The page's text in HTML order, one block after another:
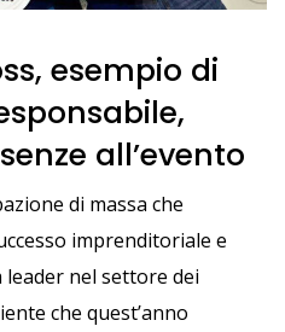
esempio di
all’evento
di massa che
imprenditoriale e
leader nel settore dei
che quest’anno